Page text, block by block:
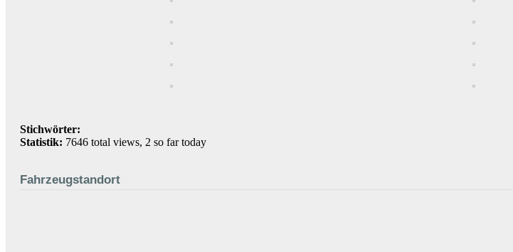
Stichwörter:
Statistik: 7646 total views, 2 so far today
Fahrzeugstandort